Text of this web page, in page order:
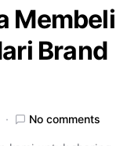
Membeli
Brand
No comments